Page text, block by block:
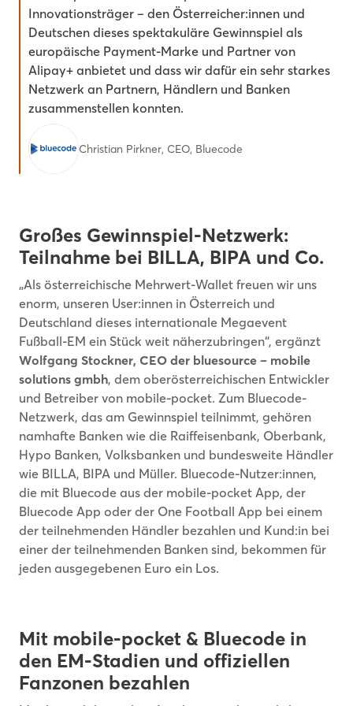
Innovationsträger – den Österreicher:innen und
Deutschen dieses spektakuläre Gewinnspiel als
europäische Payment-Marke und Partner von
Alipay+ anbietet und dass wir dafür ein sehr starkes
Netzwerk an Partnern, Händlern und Banken
zusammenstellen konnten.
Christian Pirkner, CEO, Bluecode
Großes Gewinnspiel-Netzwerk:
Teilnahme bei BILLA, BIPA und Co.
„Als österreichische Mehrwert-Wallet freuen wir uns
enorm, unseren User:innen in Österreich und
Deutschland dieses internationale Megaevent
Fußball-EM ein Stück weit näherzubringen“, ergänzt
Wolfgang Stockner, CEO der bluesource – mobile
solutions gmbh, dem oberösterreichischen Entwickler
und Betreiber von mobile-pocket. Zum Bluecode-
Netzwerk, das am Gewinnspiel teilnimmt, gehören
namhafte Banken wie die Raiffeisenbank, Oberbank,
Hypo Banken, Volksbanken und bundesweite Händler
wie BILLA, BIPA und Müller. Bluecode-Nutzer:innen,
die mit Bluecode aus der mobile-pocket App, der
Bluecode App oder der One Football App bei einem
der teilnehmenden Händler bezahlen und Kund:in bei
einer der teilnehmenden Banken sind, bekommen für
jeden ausgegebenen Euro ein Los.
Mit mobile-pocket & Bluecode in
den EM-Stadien und offiziellen
Fanzonen bezahlen